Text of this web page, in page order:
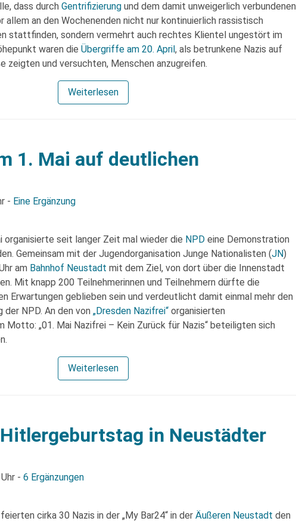
dass durch Gentrifizierung und dem damit unweigerlich verbundenen
allem an den Wochenenden nicht nur kontinuierlich rassistisch
stattfinden, sondern vermehrt auch rechtes Klientel ungestört im
waren die Übergriffe am 20. April, als betrunkene Nazis auf
zeigten und versuchten, Menschen anzugreifen.
Weiterlesen
1. Mai auf deutlichen
- Eine Ergänzung
organisierte seit langer Zeit mal wieder die NPD eine Demonstration
Gemeinsam mit der Jugendorganisation Junge Nationalisten (JN)
am Bahnhof Neustadt mit dem Ziel, von dort über die Innenstadt
Mit knapp 200 Teilnehmerinnen und Teilnehmern dürfte die
Erwartungen geblieben sein und verdeutlicht damit einmal mehr den
NPD. An den von „Dresden Nazifrei“ organisierten
Motto: „01. Mai Nazifrei – Kein Zurück für Nazis“ beteiligten sich
Weiterlesen
in Neustädter
- 6 Ergänzungen
cirka 30 Nazis in der „My Bar24“ in der Äußeren Neustadt den